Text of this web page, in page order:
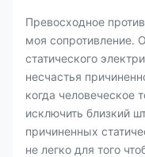
Превосходное
моя сопротивление.
статического
несчастья
когда человеческое
исключить близкий
причиненных
не легко для того